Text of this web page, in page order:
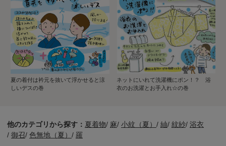
夏の着付は衿元を抜いて浮かせると涼
しいデスの巻
ネットにいれて洗濯機にポン！？ 浴
衣のお洗濯とお手入れ☆の巻
他のカテゴリから探す： 夏着物/ 麻/ 小紋（夏） / 紬/ 紋紗/ 浴衣
/ 御召/ 色無地（夏） / 羅